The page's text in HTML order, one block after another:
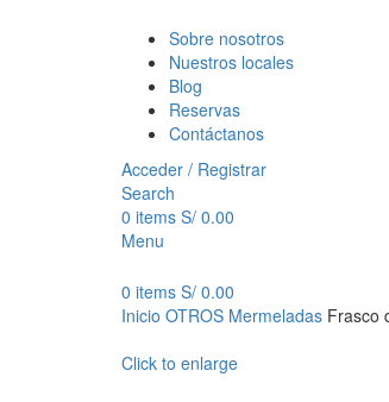
Sobre nosotros
Nuestros locales
Blog
Reservas
Contáctanos
Acceder / Registrar
Search
0 items S/ 0.00
Menu
0 items S/ 0.00
Inicio OTROS Mermeladas Frasco
Click to enlarge